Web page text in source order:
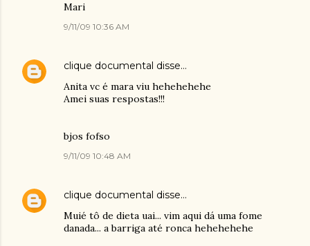
Mari
9/11/09 10:36 AM
clique documental disse…
Anita vc é mara viu hehehehehe
Amei suas respostas!!!
bjos fofso
9/11/09 10:48 AM
clique documental disse…
Muié tô de dieta uai... vim aqui dá uma fome
danada... a barriga até ronca hehehehehe